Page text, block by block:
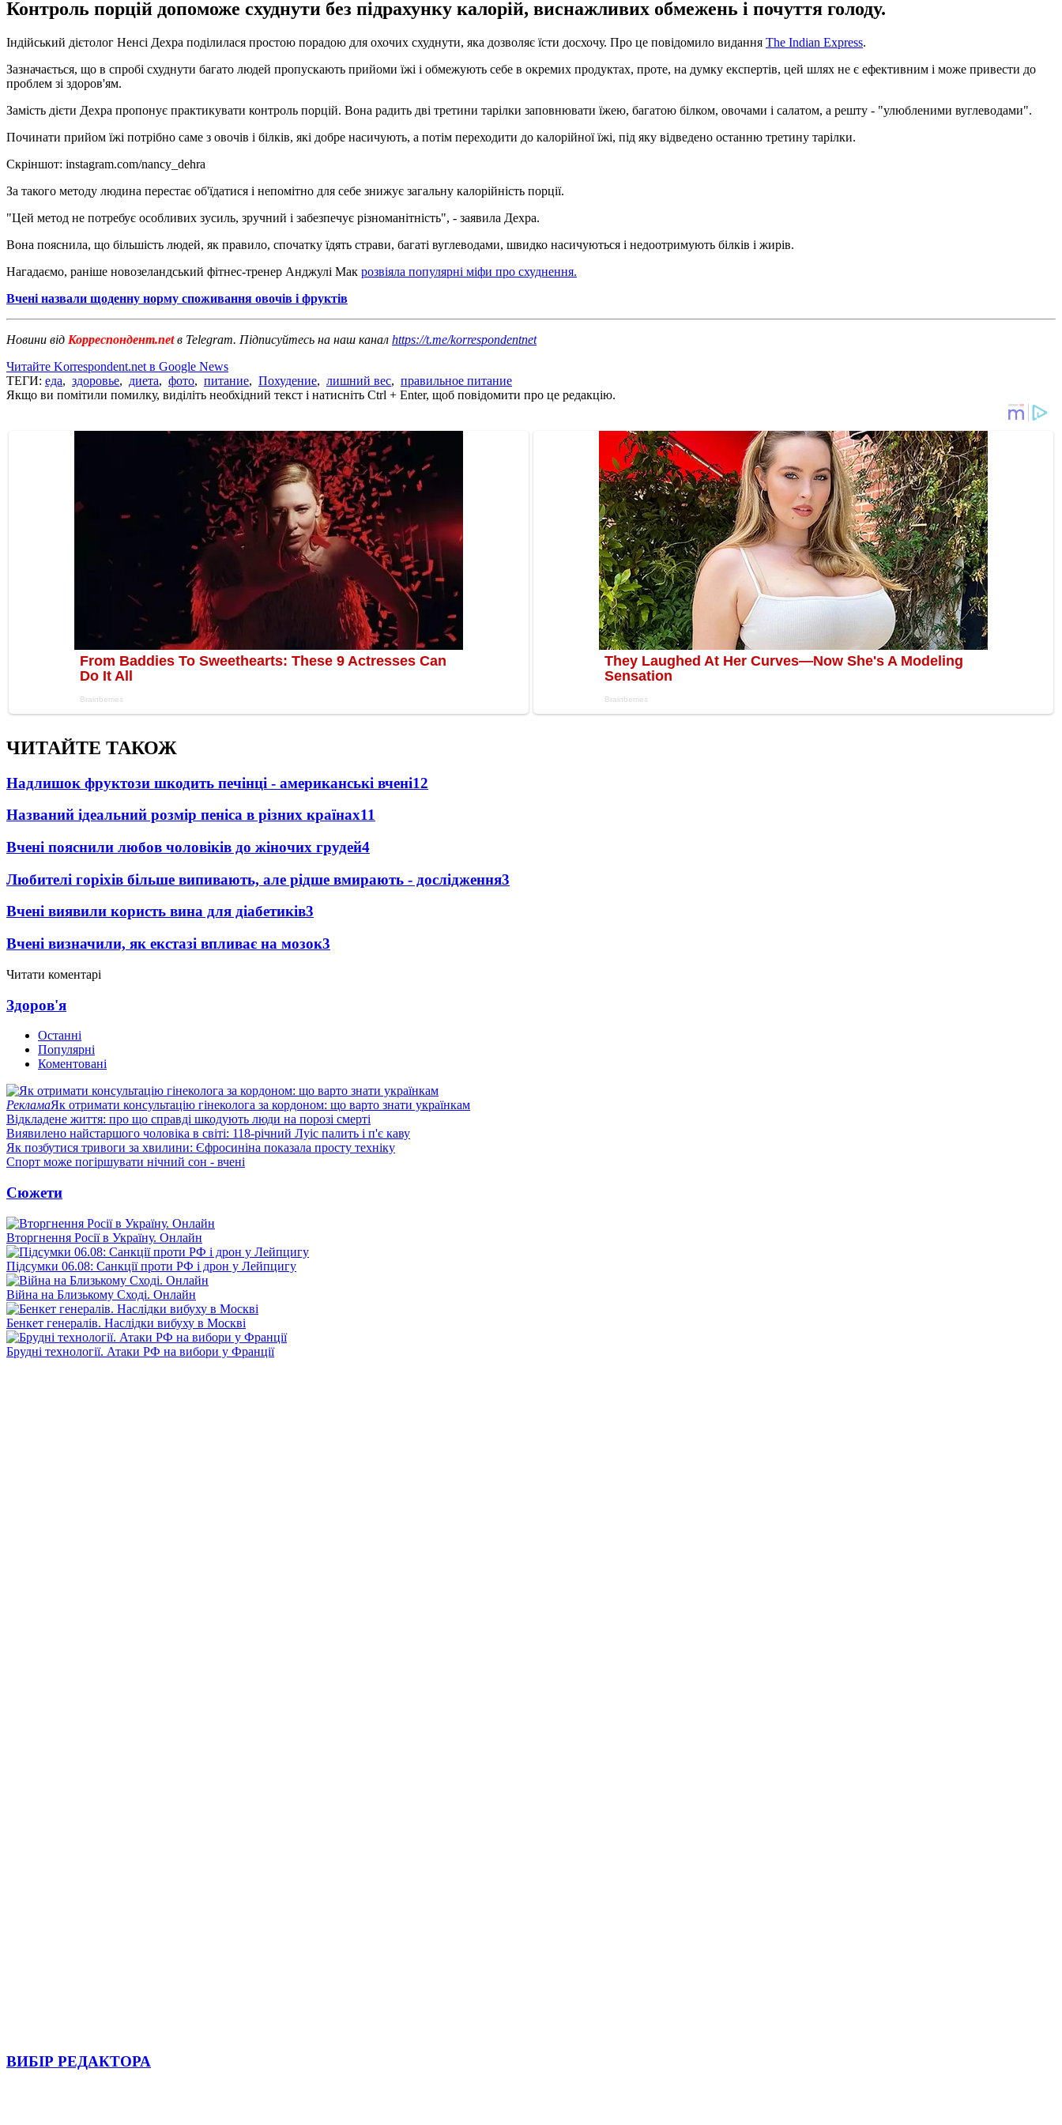
Контроль порцій допоможе схуднути без підрахунку калорій, виснажливих обмежень і почуття голоду.
Індійський дієтолог Ненсі Дехра поділилася простою порадою для охочих схуднути, яка дозволяє їсти досхочу. Про це повідомило видання The Indian Express.
Зазначається, що в спробі схуднути багато людей пропускають прийоми їжі і обмежують себе в окремих продуктах, проте, на думку експертів, цей шлях не є ефективним і може привести до
проблем зі здоров'ям.
Замість дієти Дехра пропонує практикувати контроль порцій. Вона радить дві третини тарілки заповнювати їжею, багатою білком, овочами і салатом, а решту - "улюбленими вуглеводами".
Починати прийом їжі потрібно саме з овочів і білків, які добре насичують, а потім переходити до калорійної їжі, під яку відведено останню третину тарілки.
Скріншот: instagram.com/nancy_dehra
За такого методу людина перестає об'їдатися і непомітно для себе знижує загальну калорійність порції.
"Цей метод не потребує особливих зусиль, зручний і забезпечує різноманітність", - заявила Дехра.
Вона пояснила, що більшість людей, як правило, спочатку їдять страви, багаті вуглеводами, швидко насичуються і недоотримують білків і жирів.
Нагадаємо, раніше новозеландський фітнес-тренер Анджулі Мак розвіяла популярні міфи про схуднення.
Вчені назвали щоденну норму споживання овочів і фруктів
Новини від Корреспондент.netв Telegram. Підписуйтесь на наш канал https://t.me/korrespondentnet
Читайте Korrespondent.net в Google News
ТЕГИ: еда, здоровье, диета, фото, питание, Похудение, лишний вес, правильное питание
Якщо ви помітили помилку, виділіть необхідний текст і натисніть Ctrl + Enter, щоб повідомити про це редакцію.
ЧИТАЙТЕ ТАКОЖ
Надлишок фруктози шкодить печінці - американські вчені12
Названий ідеальний розмір пеніса в різних країнах11
Вчені пояснили любов чоловіків до жіночих грудей4
Любителі горіхів більше випивають, але рідше вмирають - дослідження3
Вчені виявили користь вина для діабетиків3
Вчені визначили, як екстазі впливає на мозок3
Читати коментарі
Здоров'я
Останні
Популярні
Коментовані
РекламаЯк отримати консультацію гінеколога за кордоном: що варто знати українкам
Відкладене життя: про що справді шкодують люди на порозі смерті
Виявилено найстаршого чоловіка в світі: 118-річний Луіс палить і п'є каву
Як позбутися тривоги за хвилини: Єфросиніна показала просту техніку
Спорт може погіршувати нічний сон - вчені
Сюжети
Вторгнення Росії в Україну. Онлайн
Підсумки 06.08: Санкції проти РФ і дрон у Лейпцигу
Війна на Близькому Сході. Онлайн
Бенкет генералів. Наслідки вибуху в Москві
Брудні технології. Атаки РФ на вибори у Франції
ВИБІР РЕДАКТОРА